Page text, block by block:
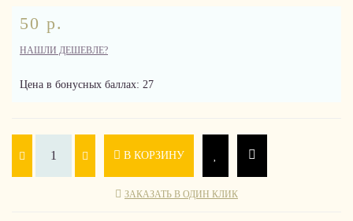
50 р.
НАШЛИ ДЕШЕВЛЕ?
Цена в бонусных баллах: 27
В КОРЗИНУ
ЗАКАЗАТЬ В ОДИН КЛИК